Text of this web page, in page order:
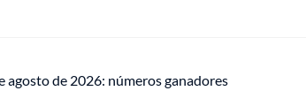
agosto de 2026: números ganadores